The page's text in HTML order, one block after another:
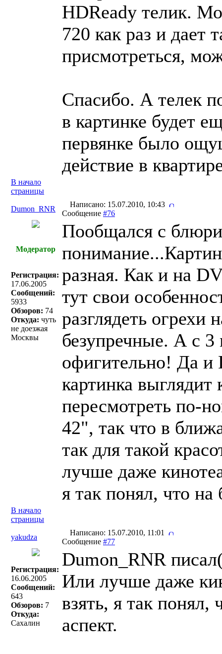
HDReady телик.
720 как раз и
присмотреться,
Спасибо. А телек
в картинке будет
первянке было
действие в
В начало
страницы
Dumon_RNR
Написано: 15.07.2010, 10:43
Сообщение #76
Модератор
Регистрация:
17.06.2005
Сообщений:
5933
Обзоров: 74
Откуда: чуть
не доезжая
Москвы
Пообщался с
разная. Как и на
тут свои
разглядеть огрехи
безупречные. А с 3
офигительно! Да и
картинка выглядит
пересмотреть по-
42", так что в
так для такой
лучше даже
я так понял, что на
В начало
страницы
yakudza
Написано: 15.07.2010, 11:01
Сообщение #77
Регистрация:
16.06.2005
Сообщений:
643
Обзоров: 7
Откуда:
Сахалин
Dumon_RNR
Или лучше даже
взять, я так понял,
аспект.